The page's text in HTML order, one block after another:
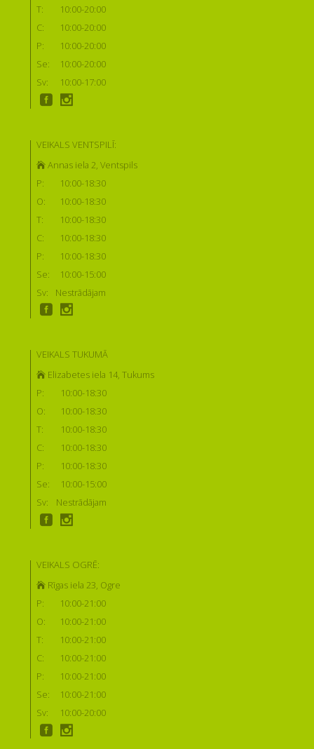
T:
10:00-20:00
C:
10:00-20:00
P:
10:00-20:00
Se:
10:00-20:00
Sv:
10:00-17:00
VEIKALS VENTSPILĪ:
Annas iela 2, Ventspils
P:
10:00-18:30
O:
10:00-18:30
T:
10:00-18:30
C:
10:00-18:30
P:
10:00-18:30
Se:
10:00-15:00
Sv:
Nestrādājam
VEIKALS TUKUMĀ
Elizabetes iela 14, Tukums
P:
10:00-18:30
O:
10:00-18:30
T:
10:00-18:30
C:
10:00-18:30
P:
10:00-18:30
Se:
10:00-15:00
Sv:
Nestrādājam
VEIKALS OGRĒ:
Rīgas iela 23, Ogre
P:
10:00-21:00
O:
10:00-21:00
T:
10:00-21:00
C:
10:00-21:00
P:
10:00-21:00
Se:
10:00-21:00
Sv:
10:00-20:00